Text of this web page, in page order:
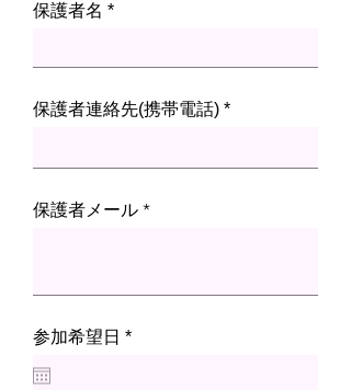
保護者名
保護者連絡先(携帯電話)
保護者メール
参加希望日 *r